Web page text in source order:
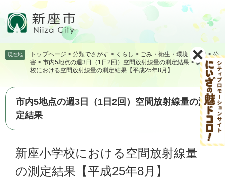
頭飛
て
へ
現在地 トップページ > 分類でさがす > くらし > ごみ・衛生・環境・動物 >公
害 > 市内5地点の週3日（1日2回）空間放射線量の測定結果 >新座小学
校における空間放射線量の測定結果【平成25年8月】
市内5地点の週3日（1日2回）空間放射線量の測
定結果
新座小学校における空間放射線量
の測定結果【平成25年8月】